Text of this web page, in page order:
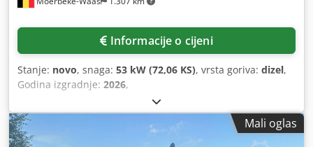
Informacije o cijeni
Stanje: novo, snaga: 53 kW (72,06 KS), vrsta goriva: dizel,
Godina izgradnje: 2026,
Mali oglas